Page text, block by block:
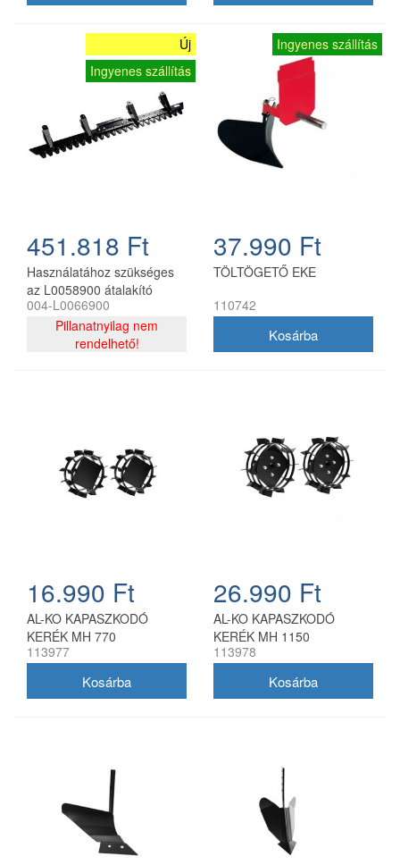
Új
Ingyenes szállítás
451.818 Ft
Használatához szükséges
az L0058900 átalakító
készlet.
004-L0066900
Pillanatnyilag nem
rendelhető!
Ingyenes szállítás
37.990 Ft
TÖLTÖGETŐ EKE
110742
16.990 Ft
AL-KO KAPASZKODÓ
KERÉK MH 770
113977
26.990 Ft
AL-KO KAPASZKODÓ
KERÉK MH 1150
113978